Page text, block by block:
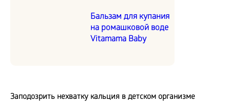
Бальзам для купания
на ромашковой воде
Vitamama Baby
Заподозрить нехватку кальция в детском организме